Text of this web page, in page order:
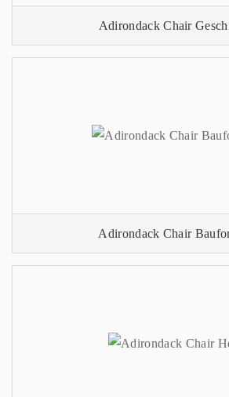
Adirondack Chair
Adirondack Chair